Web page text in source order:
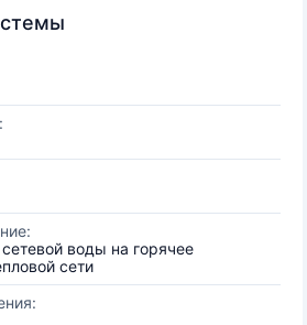
воды на горячее
сети